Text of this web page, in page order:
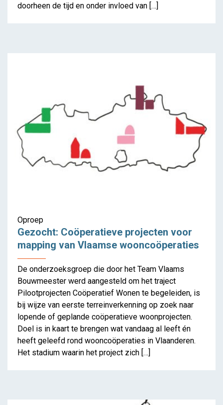
doorheen de tijd en onder invloed van […]
Oproep
Gezocht: Coöperatieve projecten voor
mapping van Vlaamse wooncoöperaties
De onderzoeksgroep die door het Team Vlaams
Bouwmeester werd aangesteld om het traject
Pilootprojecten Coöperatief Wonen te begeleiden, is
bij wijze van eerste terreinverkenning op zoek naar
lopende of geplande coöperatieve woonprojecten.
Doel is in kaart te brengen wat vandaag al leeft én
heeft geleefd rond wooncoöperaties in Vlaanderen.
Het stadium waarin het project zich […]